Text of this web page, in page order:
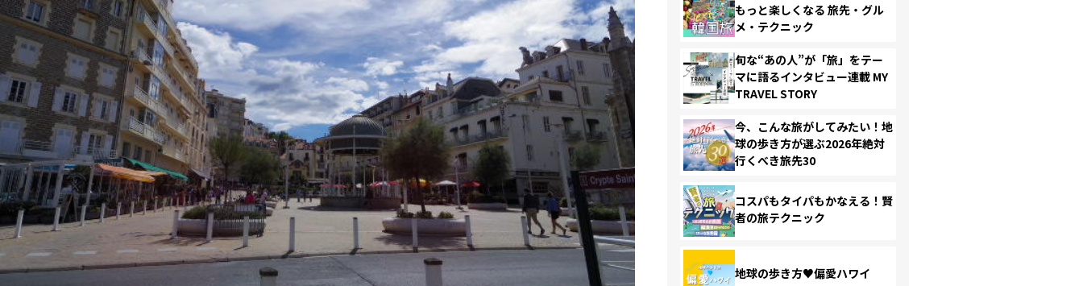
もっと楽しくなる 旅先・グル
メ・テクニック
旬な“あの人”が「旅」をテー
マに語るインタビュー連載 MY
TRAVEL STORY
今、こんな旅がしてみたい！地
球の歩き方が選ぶ2026年絶対
行くべき旅先30
コスパもタイパもかなえる！賢
者の旅テクニック
地球の歩き方♥偏愛ハワイ